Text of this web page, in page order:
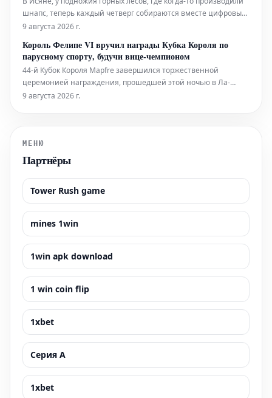
шнапс, теперь каждый четверг собираются вместе цифровые
кочевники. Сегодня они сидят на походных стульях в своей
Фэн, который уволился с работы в государственной компании,
пото
9 августа 2026 г.
Король Фелипе VI вручил награды Кубка Короля по
парусному спорту, будучи вице-чемпионом
44-й Кубок Короля Mapfre завершился торжественной
церемонией награждения, прошедшей этой ночью в Ла-
Альмудайне, после недели напряженных соревнований в
9 августа 2026 г.
МЕНЮ
Партнёры
Tower Rush game
mines 1win
1win apk download
1 win coin flip
1xbet
Серия А
1xbet